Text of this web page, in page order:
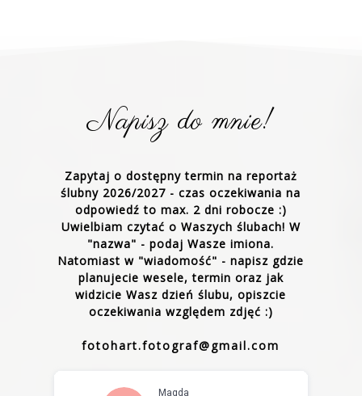
Napisz do mnie!
Zapytaj o dostępny termin na reportaż
ślubny 2026/2027 - czas oczekiwania na
odpowiedź to max. 2 dni robocze :)
Uwielbiam czytać o Waszych ślubach! W
"nazwa" - podaj Wasze imiona.
Natomiast w "wiadomość" - napisz gdzie
planujecie wesele, termin oraz jak
widzicie Wasz dzień ślubu, opiszcie
oczekiwania względem zdjęć :)
fotohart.fotograf@gmail.com